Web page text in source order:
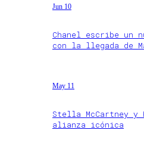
Jun 10
Chanel escribe un
con la llegada de
May 11
Stella McCartney y
alianza icónica